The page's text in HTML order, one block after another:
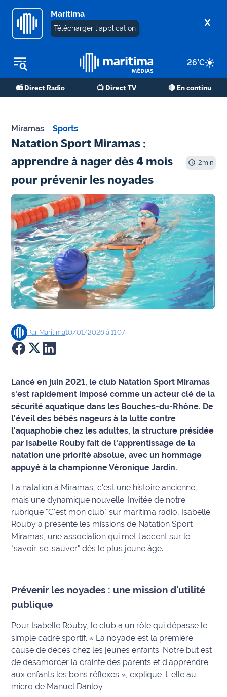
Maritima
Télécharger l'application X
26°C
📻 Direct Radio 📺 Direct TV 🔴 En continu
REPLAY RADIO
REPLAY TV
Martigues
de Berre
Marseille
- Aix
OM
Agenda
Faits
divers
Sports
Société
Culture
Économie
Éducation
Emploi
Info
route
Justice
Loisirs
Météo
Santé
Social
Transport
National
Miramas - Sports
Natation Sport Miramas :
apprendre à nager dès 4 mois
pour prévenir les noyades
2min
Par Maritima10/01/2026 à 11:07
Lancé en juin 2021, le club Natation Sport Miramas
s'est rapidement imposé comme un acteur clé de la
sécurité aquatique dans les Bouches-du-Rhône. De
l'éveil des bébés nageurs à la lutte contre
l'aquaphobie chez les adultes, la structure présidée
par Isabelle Rouby fait de l'apprentissage de la
natation une priorité absolue, avec un hommage
appuyé à la championne Véronique Jardin.
La natation à Miramas, c'est une histoire ancienne,
mais une dynamique nouvelle. Invitée de notre
rubrique "C'est mon club" sur maritima radio, Isabelle
Rouby a présenté les missions de Natation Sport
Miramas, une association qui met l'accent sur le
"savoir-se-sauver" dès le plus jeune âge.
Prévenir les noyades : une mission d'utilité
publique
Pour Isabelle Rouby, le club a un rôle qui dépasse le
simple cadre sportif.« La noyade est la première
cause de décès chez les jeunes enfants. Notre but est
de désamorcer la crainte des parents et d'apprendre
aux enfants les bons réflexes » , explique-t-elle au
micro de Manuel Danloy.